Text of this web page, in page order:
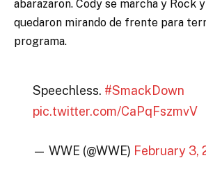
abarazaron. Cody se marcha y Rock y
quedaron mirando de frente para
programa.
Speechless. #SmackDown
pic.twitter.com/CaPqFszmvV
— WWE (@WWE) February 3,